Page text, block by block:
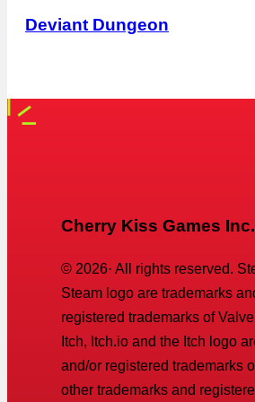
Deviant Dungeon
Cherry Kiss Games Inc.
© 2026· All rights reserved.
Steam logo are trademarks
registered trademarks of
Itch, Itch.io and the Itch logo
and/or registered trademarks
other trademarks and